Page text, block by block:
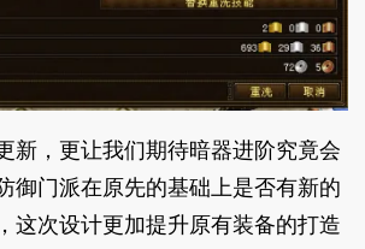
，更让我们期待暗器进阶究竟会
御门派在原先的基础上是否有新的
这次设计更加提升原有装备的打造